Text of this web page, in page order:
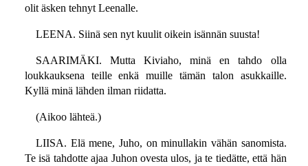
olit äsken tehnyt Leenalle.
LEENA. Siinä sen nyt kuulit oikein isännän suusta!
SAARIMÄKI. Mutta Kiviaho, minä en tahdo olla
loukkauksena teille enkä muille tämän talon asukkaille.
Kyllä minä lähden ilman riidatta.
(Aikoo lähteä.)
LIISA. Elä mene, Juho, on minullakin vähän sanomista.
Te isä tahdotte ajaa Juhon ovesta ulos, ja te tiedätte, että hän